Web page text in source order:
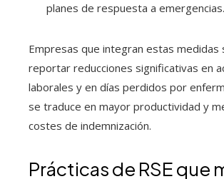
planes de respuesta a emergencias.
Empresas que integran estas medidas
reportar reducciones significativas en
laborales y en días perdidos por
se traduce en mayor productividad y
costes de indemnización.
Prácticas de RSE que